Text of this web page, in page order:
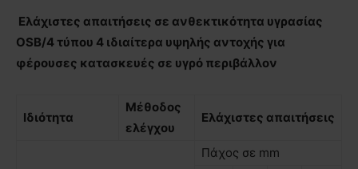
Ελάχιστες απαιτήσεις σε ανθεκτικότητα υγρασίας
OSB/4 τύπου 4 ιδιαίτερα υψηλής αντοχής για
φέρουσες κατασκευές σε υγρό περιβάλλον
Ιδιότητα
Μέθοδος
ελέγχου
Ελάχιστες απαιτήσεις
Πάχος σε mm